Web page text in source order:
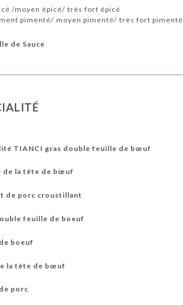
/moyen épicé/ très fort épicé
pimenté/ moyen pimenté/ très fort pimenté
de Sauce
TIANCI gras double feuille de bœuf
de la tête de bœuf
de porc croustillant
feuille de boeuf
boeuf
la tête de bœuf
porc